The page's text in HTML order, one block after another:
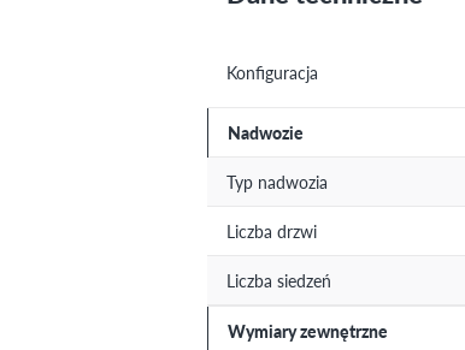
Konfiguracja
Nadwozie
Typ nadwozia
Liczba drzwi
Liczba siedzeń
Wymiary zewnętrzne